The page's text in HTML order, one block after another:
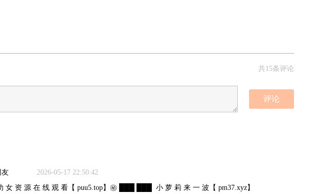
共15条评论
评论
友
2026-05-17 22:50:42
资 源 在 线 观 看【 puu5.top】㊙️ ███ ███ ️ 小 萝 莉 来 一 波【 pm37.xyz】